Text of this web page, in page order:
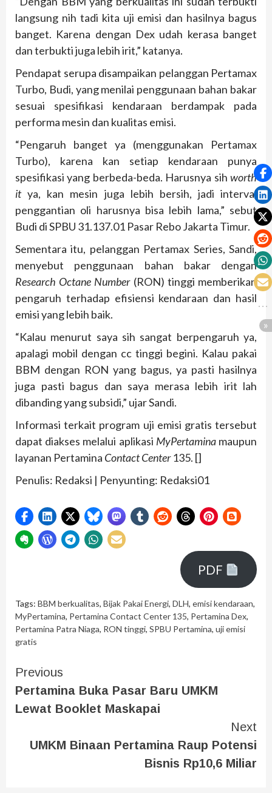
langsung nih tadi kita uji emisi dan hasilnya bagus
banget. Karena dengan Dex udah kerasa banget
dan terbukti juga lebih irit,” katanya.
Pendapat serupa disampaikan pelanggan Pertamax
Turbo, Budi, yang menilai penggunaan bahan bakar
sesuai spesifikasi kendaraan berdampak pada
performa mesin dan kualitas emisi.
“Pengaruh banget ya (menggunakan Pertamax
Turbo), karena kan setiap kendaraan punya
spesifikasi yang berbeda-beda. Harusnya sih worth
itya, kan mesin juga lebih bersih, jadi interval
penggantian oli harusnya bisa lebih lama,” sebut
Budi di SPBU 31.137.01 Pasar Rebo Jakarta Timur.
Sementara itu, pelanggan Pertamax Series, Sandi,
menyebut penggunaan bahan bakar dengan
Research Octane Number(RON) tinggi memberikan
pengaruh terhadap efisiensi kendaraan dan hasil
emisi yang lebih baik.
“Kalau menurut saya sih sangat berpengaruh ya,
apalagi mobil dengan cc tinggi begini. Kalau pakai
BBM dengan RON yang bagus, ya pasti hasilnya
juga pasti bagus dan saya merasa lebih irit lah
dibanding yang subsidi,” ujar Sandi.
Informasi terkait program uji emisi gratis tersebut
dapat diakses melalui aplikasi MyPertaminamaupun
layanan Pertamina Contact Center135. []
Penulis: Redaksi | Penyunting: Redaksi01
PDF
Tags: BBM berkualitas, Bijak Pakai Energi, DLH, emisi kendaraan,
MyPertamina, Pertamina Contact Center 135, Pertamina Dex,
Pertamina Patra Niaga, RON tinggi, SPBU Pertamina, uji emisi
gratis
Previous
Pertamina Buka Pasar Baru UMKM
Lewat Booklet Maskapai
Next
UMKM Binaan Pertamina Raup Potensi
Bisnis Rp10,6 Miliar